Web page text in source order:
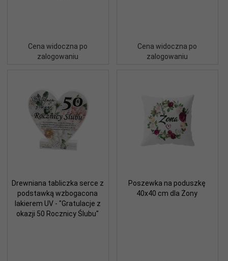
Cena widoczna po
zalogowaniu
Cena widoczna po
zalogowaniu
Drewniana tabliczka serce z
podstawką wzbogacona
lakierem UV - "Gratulacje z
okazji 50 Rocznicy Ślubu"
Poszewka na poduszkę
40x40 cm dla Żony